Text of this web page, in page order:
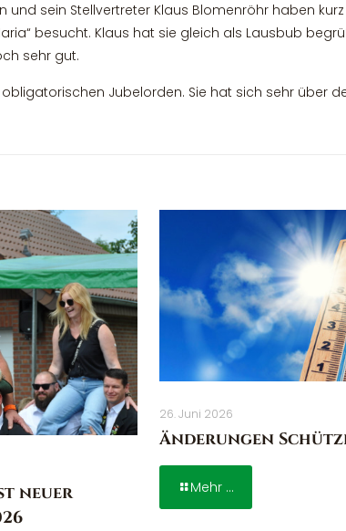
und sein Stellvertreter Klaus Blomenröhr haben
besucht. Klaus hat sie gleich als Lausbub
sehr gut.
Jubelorden. Sie hat sich sehr über
neuer
26. Juni 2026
Änderungen
Mehr ...